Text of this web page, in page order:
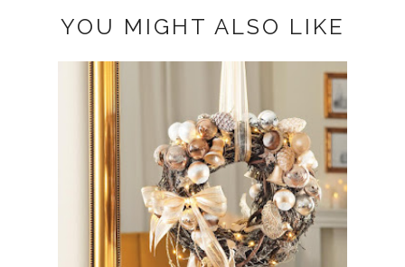
YOU MIGHT ALSO LIKE